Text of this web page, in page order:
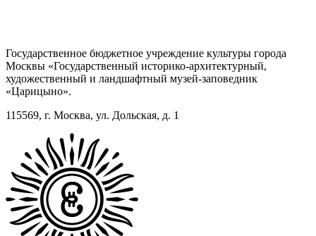
Государственное бюджетное учреждение культуры города
Москвы «Государственный историко-архитектурный,
художественный и ландшафтный музей-заповедник
«Царицыно».
115569, г. Москва, ул. Дольская, д. 1